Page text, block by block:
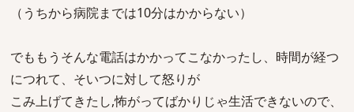
（うちから病院までは10分はかからない）
でももうそんな電話はかかってこなかったし、時間が経つ
につれて、そいつに対して怒りが
こみ上げてきたし,怖がってばかりじゃ生活できないので、